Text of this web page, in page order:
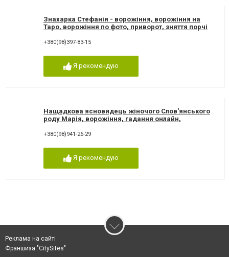
Знахарка Стефанія - ворожіння, ворожіння на
Таро, ворожіння по фото, приворот, зняття порчі
+380(98)397-83-15
Я рекомендую
Нащадкова ясновидець жіночого Слов'янського
роду Марія, ворожіння, гадання онлайн,
+380(98)941-26-29
Я рекомендую
Реклама на сайті
Франшиза "CitySites"